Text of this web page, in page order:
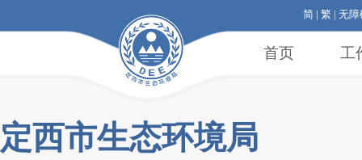
简 | 繁 | 无障
首页 工
定西市生态环境局